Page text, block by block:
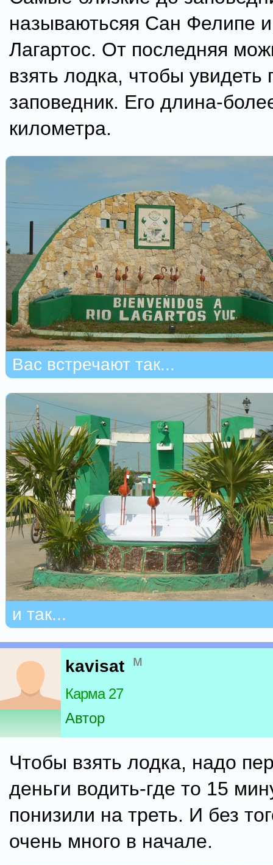
называютьсяя Сан Фелипе
Лагартос. От последняя
взять лодка, чтобы увидеть
заповедник. Его длина-
километра.
Вас встречают так...
и так...
kavisat м
Карма 27
Автор
Чтобы взять лодка, надо
деньги водить-где то 15
понизили на треть. И без
очень много в начале.